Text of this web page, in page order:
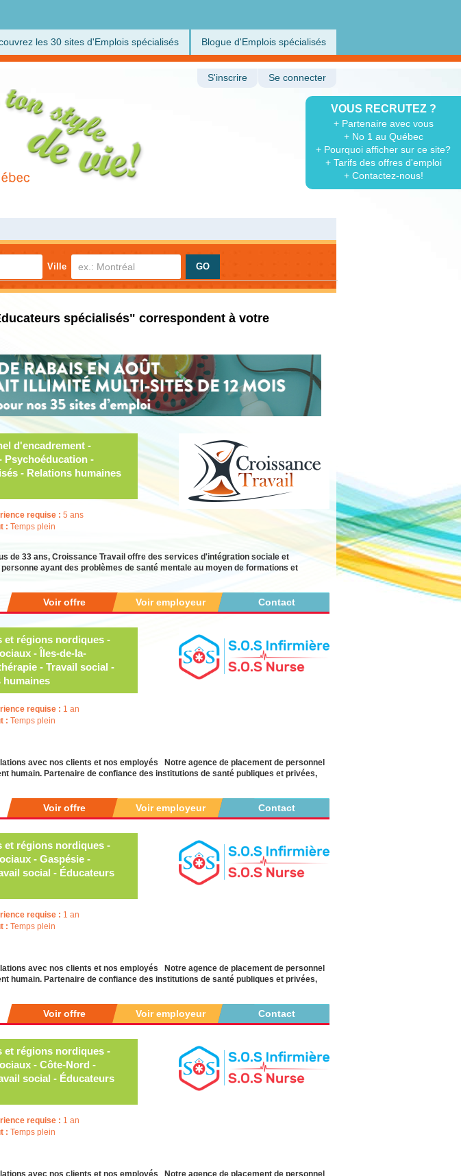
les 30 sites d'Emplois spécialisés Blogue d'Emplois spécialisés
VOUS RECRUTEZ ?
+ Partenaire avec vous
+ No 1 au Québec
+ Pourquoi afficher sur ce site?
+ Tarifs des offres d'emploi
+ Contactez-nous!
S'inscrire Se connecter
Ville
spécialisés" correspondent à votre
d'encadrement -
Psychoéducation -
- Relations humaines
requise : 5 ans
: Temps plein
de 33 ans, Croissance Travail offre des services d'intégration sociale et
ayant des problèmes de santé mentale au moyen de formations et
Voir offre Voir employeur Contact
et régions nordiques -
- Îles-de-la-
- Travail social -
humaines
requise : 1 an
: Temps plein
avec nos clients et nos employés Notre agence de placement de personnel
humain. Partenaire de confiance des institutions de santé publiques et privées,
Voir offre Voir employeur Contact
et régions nordiques -
- Gaspésie -
social - Éducateurs
requise : 1 an
: Temps plein
avec nos clients et nos employés Notre agence de placement de personnel
humain. Partenaire de confiance des institutions de santé publiques et privées,
Voir offre Voir employeur Contact
et régions nordiques -
- Côte-Nord -
social - Éducateurs
requise : 1 an
: Temps plein
avec nos clients et nos employés Notre agence de placement de personnel